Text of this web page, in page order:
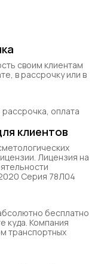
своим клиентам
в рассрочку или в
оплата
клиентов
Лицензия на
Серия 78Л04
бесплатно
куда. Компания
транспортных